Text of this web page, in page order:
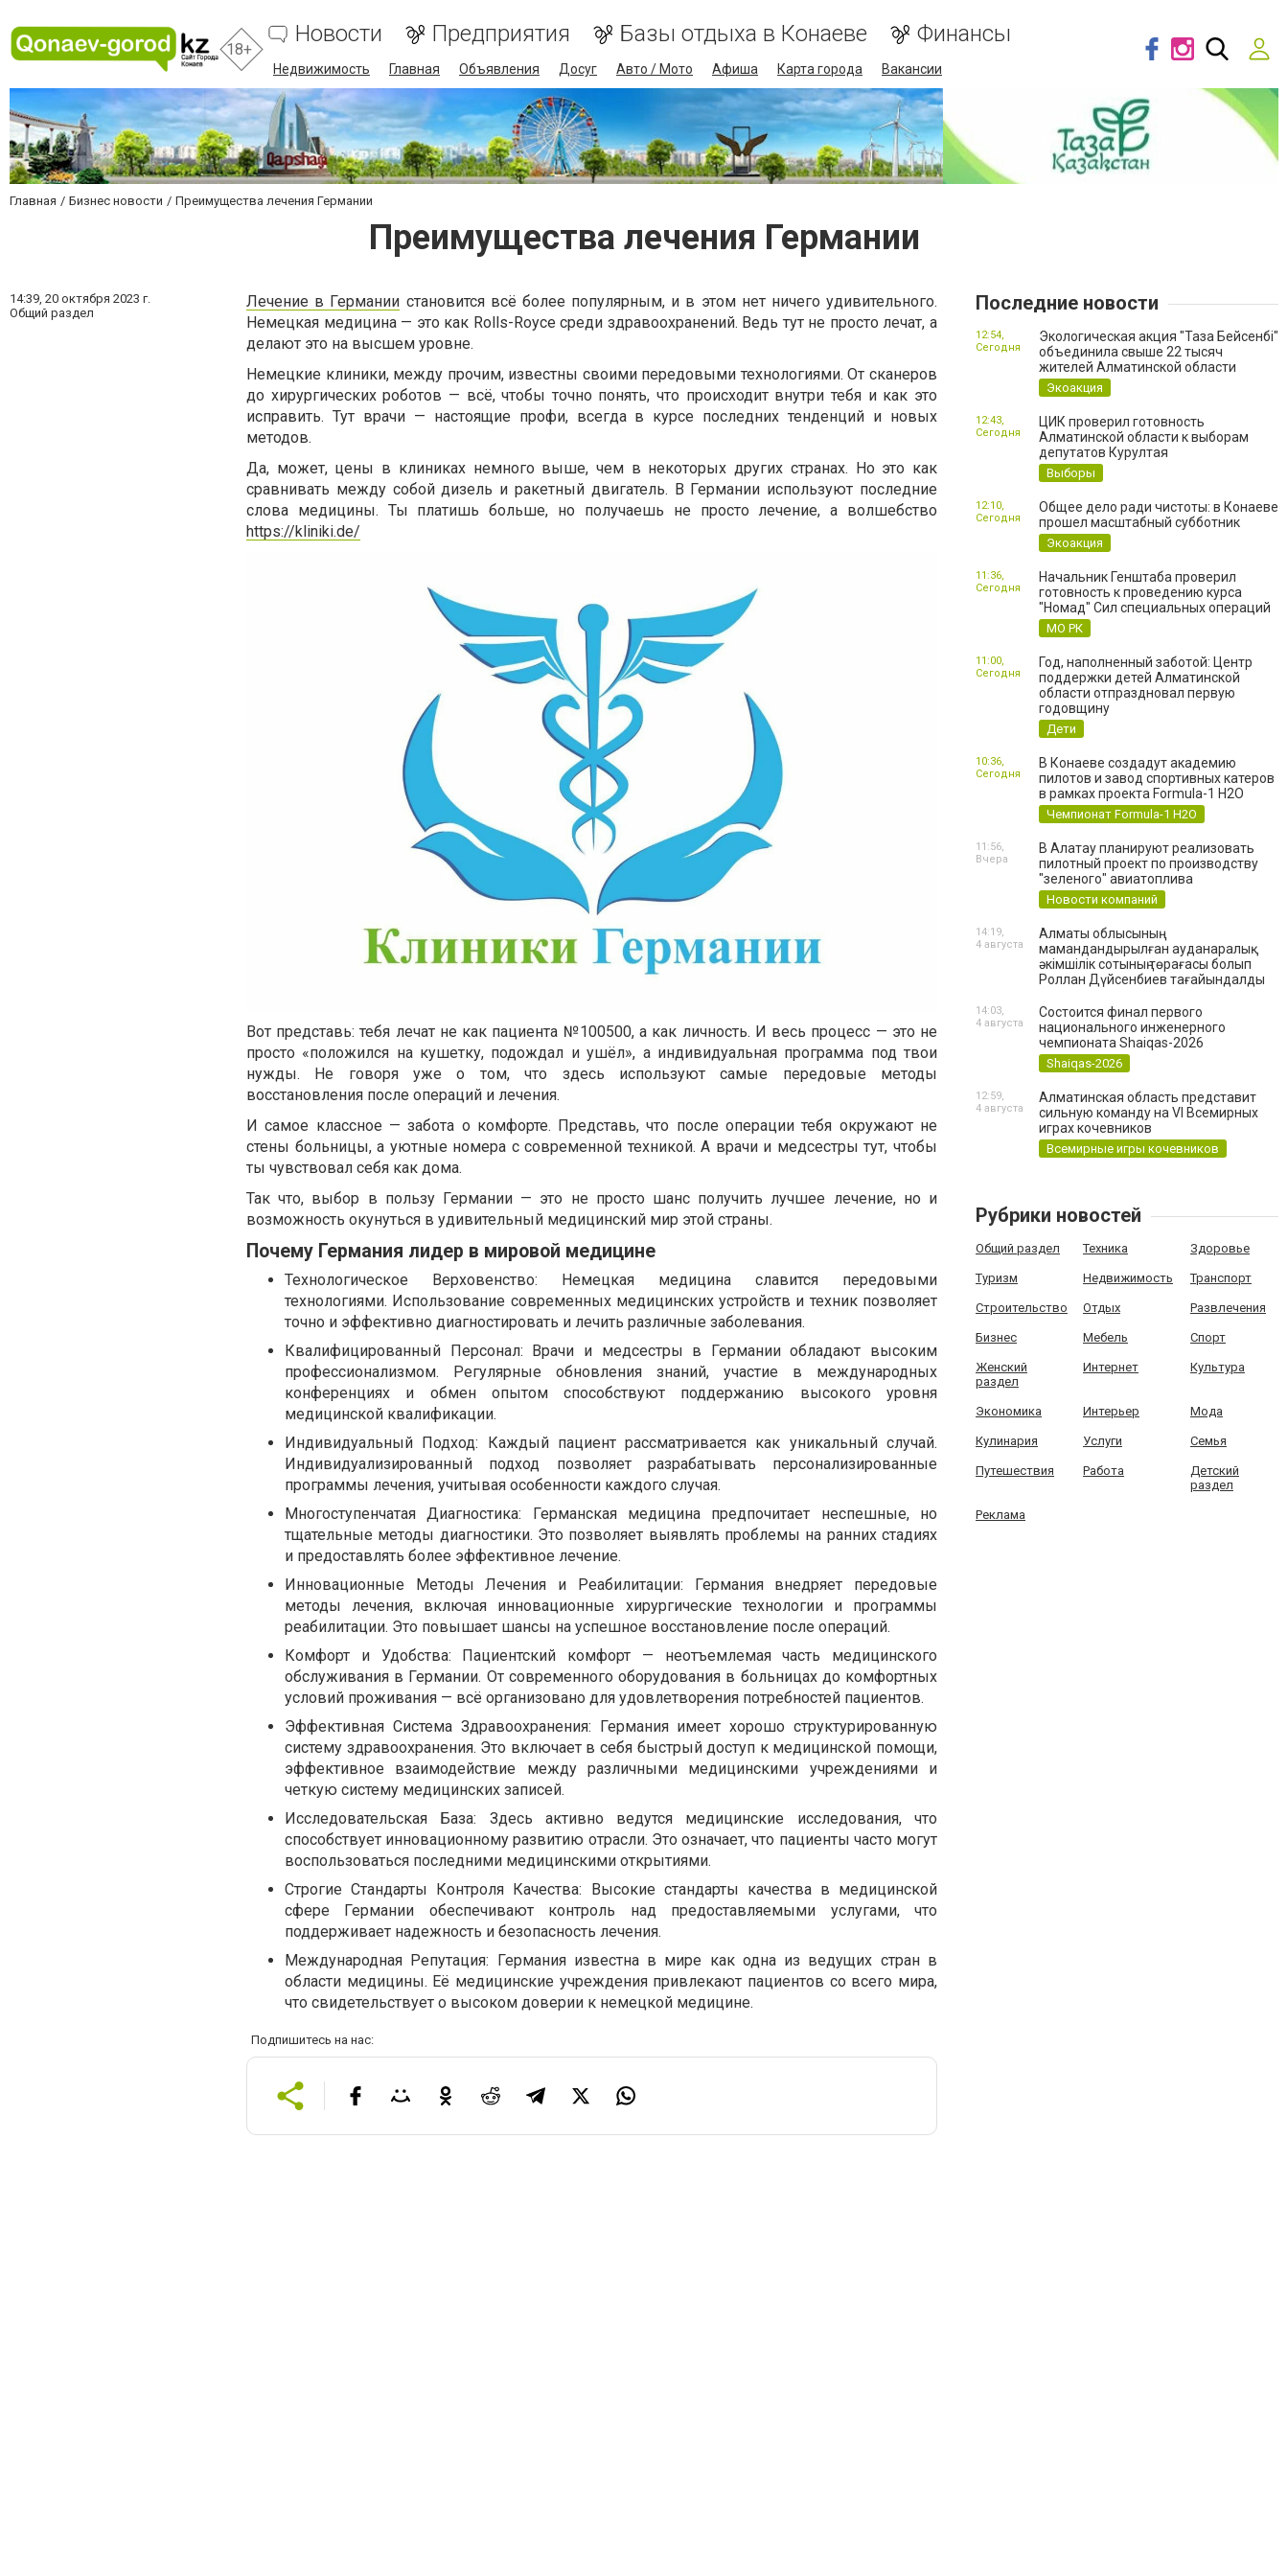
18+
Новости Предприятия Базы отдыха в Конаеве Финансы
Недвижимость Главная Объявления Досуг Авто / Мото Афиша Карта города Вакансии
Главная Бизнес новости Преимущества лечения Германии
Преимущества лечения Германии
14:39, 20 октября 2023 г.
Общий раздел
Лечение в Германии становится всё более популярным, и в этом нет ничего удивительного.
Немецкая медицина — это как Rolls-Royce среди здравоохранений. Ведь тут не просто лечат, а
делают это на высшем уровне.
Немецкие клиники, между прочим, известны своими передовыми технологиями. От сканеров
до хирургических роботов — всё, чтобы точно понять, что происходит внутри тебя и как это
исправить. Тут врачи — настоящие профи, всегда в курсе последних тенденций и новых
методов.
Да, может, цены в клиниках немного выше, чем в некоторых других странах. Но это как
сравнивать между собой дизель и ракетный двигатель. В Германии используют последние
слова медицины. Ты платишь больше, но получаешь не просто лечение, а волшебство
https://kliniki.de/
Вот представь: тебя лечат не как пациента №100500, а как личность. И весь процесс — это не
просто «положился на кушетку, подождал и ушёл», а индивидуальная программа под твои
нужды. Не говоря уже о том, что здесь используют самые передовые методы
восстановления после операций и лечения.
И самое классное — забота о комфорте. Представь, что после операции тебя окружают не
стены больницы, а уютные номера с современной техникой. А врачи и медсестры тут, чтобы
ты чувствовал себя как дома.
Так что, выбор в пользу Германии — это не просто шанс получить лучшее лечение, но и
возможность окунуться в удивительный медицинский мир этой страны.
Почему Германия лидер в мировой медицине
Технологическое Верховенство: Немецкая медицина славится передовыми
технологиями. Использование современных медицинских устройств и техник позволяет
точно и эффективно диагностировать и лечить различные заболевания.
Квалифицированный Персонал: Врачи и медсестры в Германии обладают высоким
профессионализмом. Регулярные обновления знаний, участие в международных
конференциях и обмен опытом способствуют поддержанию высокого уровня
медицинской квалификации.
Индивидуальный Подход: Каждый пациент рассматривается как уникальный случай.
Индивидуализированный подход позволяет разрабатывать персонализированные
программы лечения, учитывая особенности каждого случая.
Многоступенчатая Диагностика: Германская медицина предпочитает неспешные, но
тщательные методы диагностики. Это позволяет выявлять проблемы на ранних стадиях
и предоставлять более эффективное лечение.
Инновационные Методы Лечения и Реабилитации: Германия внедряет передовые
методы лечения, включая инновационные хирургические технологии и программы
реабилитации. Это повышает шансы на успешное восстановление после операций.
Комфорт и Удобства: Пациентский комфорт — неотъемлемая часть медицинского
обслуживания в Германии. От современного оборудования в больницах до комфортных
условий проживания — всё организовано для удовлетворения потребностей пациентов.
Эффективная Система Здравоохранения: Германия имеет хорошо структурированную
систему здравоохранения. Это включает в себя быстрый доступ к медицинской помощи,
эффективное взаимодействие между различными медицинскими учреждениями и
четкую систему медицинских записей.
Исследовательская База: Здесь активно ведутся медицинские исследования, что
способствует инновационному развитию отрасли. Это означает, что пациенты часто могут
воспользоваться последними медицинскими открытиями.
Строгие Стандарты Контроля Качества: Высокие стандарты качества в медицинской
сфере Германии обеспечивают контроль над предоставляемыми услугами, что
поддерживает надежность и безопасность лечения.
Международная Репутация: Германия известна в мире как одна из ведущих стран в
области медицины. Её медицинские учреждения привлекают пациентов со всего мира,
что свидетельствует о высоком доверии к немецкой медицине.
Подпишитесь на нас:
Последние новости
Экологическая акция "Таза Бейсенбі"
объединила свыше 22 тысяч
жителей Алматинской области
Экоакция
12:54,
Сегодня
ЦИК проверил готовность
Алматинской области к выборам
депутатов Курултая
Выборы
12:43,
Сегодня
Общее дело ради чистоты: в Конаеве
прошел масштабный субботник
Экоакция
12:10,
Сегодня
Начальник Генштаба проверил
готовность к проведению курса
"Номад" Сил специальных операций
МО РК
11:36,
Сегодня
Год, наполненный заботой: Центр
поддержки детей Алматинской
области отпраздновал первую
годовщину
Дети
11:00,
Сегодня
В Конаеве создадут академию
пилотов и завод спортивных катеров
в рамках проекта Formula-1 H2O
Чемпионат Formula-1 H2O
10:36,
Сегодня
В Алатау планируют реализовать
пилотный проект по производству
"зеленого" авиатоплива
Новости компаний
11:56,
Вчера
Алматы облысының
мамандандырылған ауданаралық
әкімшілік сотының төрағасы болып
Роллан Дүйсенбиев тағайындалды
14:19,
4 августа
Состоится финал первого
национального инженерного
чемпионата Shaiqas-2026
Shaiqas-2026
14:03,
4 августа
Алматинская область представит
сильную команду на VI Всемирных
играх кочевников
Всемирные игры кочевников
12:59,
4 августа
Рубрики новостей
Общий раздел Техника Здоровье
Туризм Недвижимость Транспорт
Строительство Отдых Развлечения
Бизнес Мебель Спорт
Женский
раздел
Интернет Культура
Экономика Интерьер Мода
Кулинария Услуги Семья
Путешествия Работа
Детский
раздел
Реклама